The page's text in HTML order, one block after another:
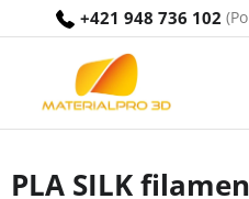
+421 948 736 102
PLA SILK